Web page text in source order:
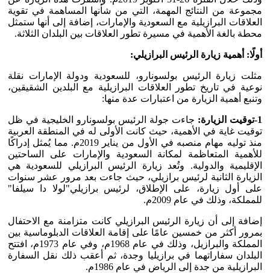
مجموعة من النتائج المهمة، التي من شأنها المساهمة في تقوية
العلاقات البرازيلية مع السعودية والإمارات، إضافة إلى أنها ستمثل
محطة بالغة الأهمية في مسيرة تطور العلاقات بين البلدان الثلاثة.
أولًا: أهمية زيارة الرئيس البرازيلي:
مثلت زيارة الرئيس بولسونارو، للسعودية ودولة الإمارات نقلة
نوعية في تاريخ تطور العلاقات البرازيلية مع البلدين الشقيقين،
وتنبع أهمية الزيارة من اعتبارات عدة منها:
1-توقيت الزيارة:
جاءت جولة الرئيس بولسونارو الخليجية في ظل
توقيت غاية في الأهمية، حيث كانت الأولى له في المنطقة العربية
منذ توليه مهام منصبه في الأول من يناير 2019م. مما يُمثل إدراكًا
للأهمية المتعاظمة لمكانة السعودية والإمارات على الساحتين
الإقليمية والدولية. وتُعد زيارة الرئيس البرازيلي للسعودية هي
الزيارة الثانية لرئيس برازيلي، حيث جاءت بعد مرور عشر سنوات
على أول زيارة، على الإطلاق، لرئيس برازيلي"لولا دا سيلفا"
للمملكة، وذلك في عام 2009م.
إضافة إلى أن زيارة الرئيس البرازيلي كانت متزامنة مع الاحتفال
بمرور أكثر من خمسين عامًا على إقامة العلاقات الدبلوماسية بين
المملكة والبرازيل، وذلك في عام 1968م، وفي عام 1973م، افتتح
البلدان سفاراتهما في برازيليا وجدة، ثم أعقب ذلك نقل السفارة
البرازيلية من جدة إلى الرياض في عام 1986م.